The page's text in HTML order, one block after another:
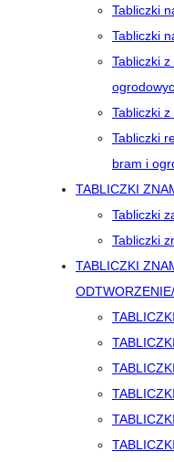
Tabliczki
Tabliczki
Tabliczki
Tabliczki
Tabliczki
bram i
TABLICZKI
Tabliczki
Tabliczki
TABLICZKI